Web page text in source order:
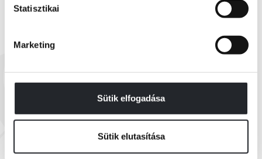
Statisztikai
Marketing
Sütik elfogadása
Sütik elutasítása
EZEK IS ÉRDEKELHETNEK